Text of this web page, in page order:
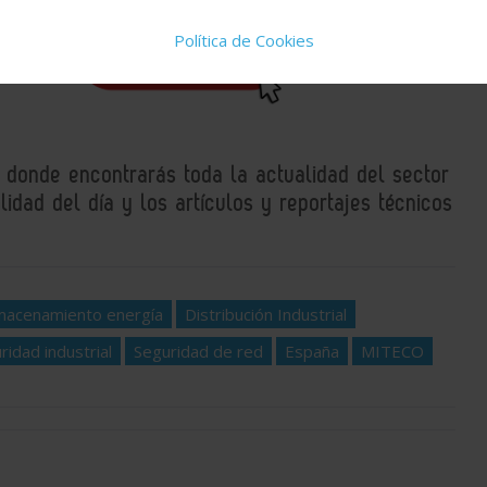
donde encontrarás toda la actualidad del sector
del día y los artículos y reportajes técnicos
energía
Distribución Industrial
industrial Seguridad de red España MITECO
Política de Cookies